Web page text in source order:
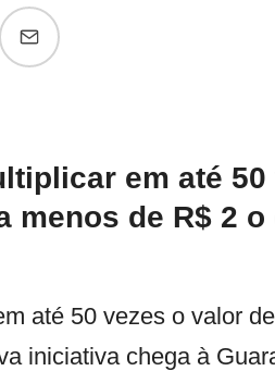
em até
menos de R$ 2
até 50 vezes o valor
iniciativa chega à